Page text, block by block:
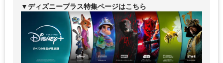
▼ディズニープラス特集ページはこちら